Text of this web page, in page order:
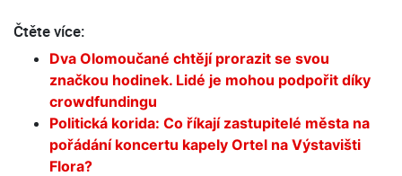
Čtěte více:
Dva Olomoučané chtějí prorazit se svou
značkou hodinek. Lidé je mohou podpořit díky
crowdfundingu
Politická korida: Co říkají zastupitelé města na
pořádání koncertu kapely Ortel na Výstavišti
Flora?